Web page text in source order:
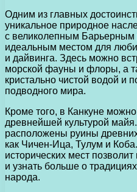
Одним из главных
уникальное природное
с великолепным Барьерным
идеальным местом для
и дайвинга. Здесь можно
морской фауны и флоры, а
кристально чистой водой и
подводного мира.
Кроме того, в Канкуне
древнейшей культурой
расположены руины
как Чичен-Ица, Тулум и
исторических мест
и узнать больше о
народа.